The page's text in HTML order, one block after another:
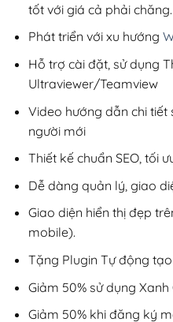
tốt với giá cả phải chăng.
Phát triển với xu hướng
Hỗ trợ cài đặt, sử dụng
Ultraviewer/Teamview
Video hướng dẫn chi
người mới
Thiết kế chuẩn SEO, tối
Dễ dàng quản lý, giao
Giao diện hiển thị đẹp
mobile).
Tặng Plugin Tự động
Giảm 50% sử dụng
Giảm 50% khi đăng ký